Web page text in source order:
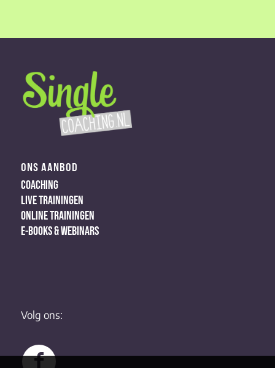
ONS AANBOD
COACHING
LIVE TRAININGEN
ONLINE TRAININGEN
E-BOOKS & WEBINARS
Volg ons: